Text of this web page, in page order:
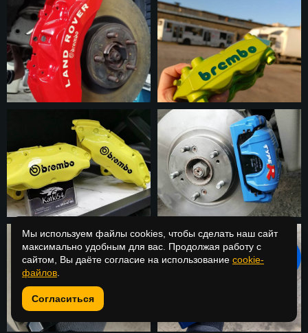
Мы используем файлы cookies, чтобы сделать наш сайт
максимально удобным для вас. Продолжая работу с
сайтом, Вы даёте согласие на использование cookie-
файлов
Согласиться